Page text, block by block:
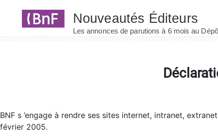
BNF s ’engage à rendre ses sites internet, intranet,
février 2005.